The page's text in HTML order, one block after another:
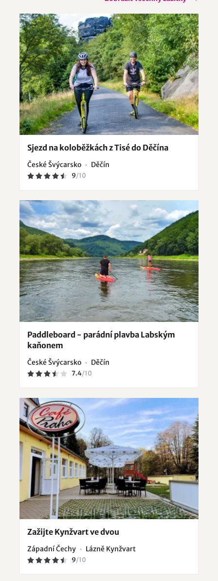
Sjezd na koloběžkách z Tisé do Děčína
České Švýcarsko Děčín
9/10
Paddleboard - parádní plavba Labským
kaňonem
České Švýcarsko Děčín
7.4/10
Zažijte Kynžvart ve dvou
Západní Čechy Lázně Kynžvart
9/10